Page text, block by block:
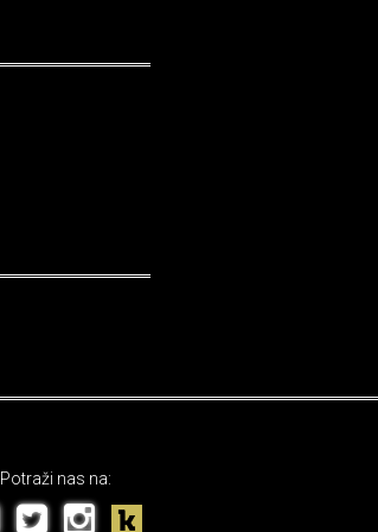
Potraži nas na: